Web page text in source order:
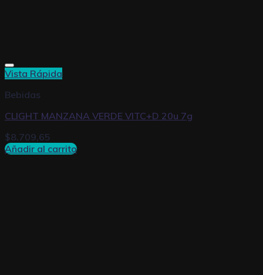
Vista Rápida
Bebidas
CLIGHT MANZANA VERDE VITC+D 20u 7g
$8.709,65
Añadir al carrito